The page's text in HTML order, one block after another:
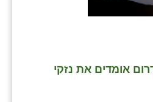
אומדים את נזקי